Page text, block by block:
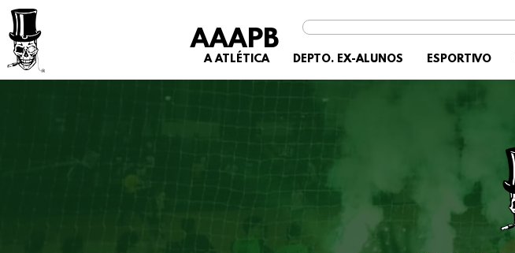
AAAPB
A ATLÉTICA DEPTO. EX-ALUNOS ESPORTIVO